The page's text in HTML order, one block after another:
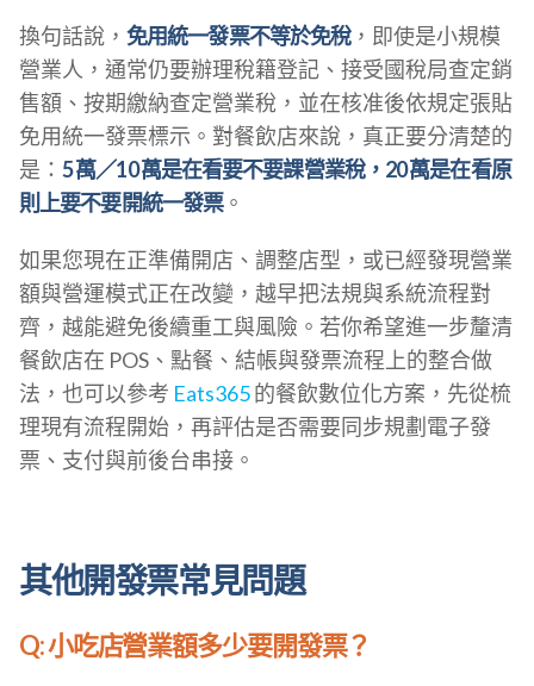
換句話說， 免用統一發票不等於免稅，即使是小規模
營業人，通常仍要辦理稅籍登記、接受國稅局查定銷
售額、按期繳納查定營業稅，並在核准後依規定張貼
免用統一發票標示。對餐飲店來說，真正要分清楚的
是： 5 萬／10 萬是在看要不要課營業稅，20 萬是在看原
則上要不要開統一發票。
如果您現在正準備開店、調整店型，或已經發現營業
額與營運模式正在改變，越早把法規與系統流程對
齊，越能避免後續重工與風險。若你希望進一步釐清
餐飲店在 POS、點餐、結帳與發票流程上的整合做
法，也可以參考 Eats365的餐飲數位化方案，先從梳
理現有流程開始，再評估是否需要同步規劃電子發
票、支付與前後台串接。
其他開發票常見問題
Q: 小吃店營業額多少要開發票？